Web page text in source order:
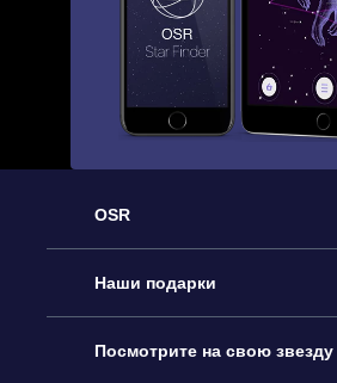
OSR
Обслуживание
Как с нами связаться
Наши подарки
Онлайн подарок Online Star Gift
Посмотрите на свою звезду